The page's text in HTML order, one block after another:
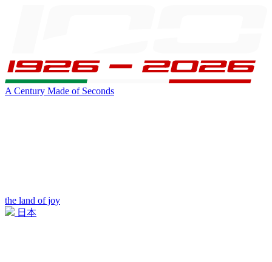
A Century Made of Seconds
the land of joy
日本